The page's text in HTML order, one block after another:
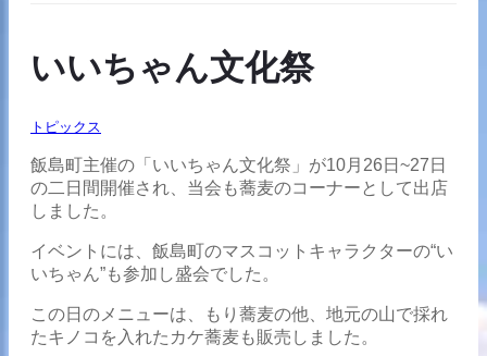
いいちゃん文化祭
トピックス
飯島町主催の「いいちゃん文化祭」が10月26日~27日
の二日間開催され、当会も蕎麦のコーナーとして出店
しました。
イベントには、飯島町のマスコットキャラクターの“い
いちゃん”も参加し盛会でした。
この日のメニューは、もり蕎麦の他、地元の山で採れ
たキノコを入れたカケ蕎麦も販売しました。